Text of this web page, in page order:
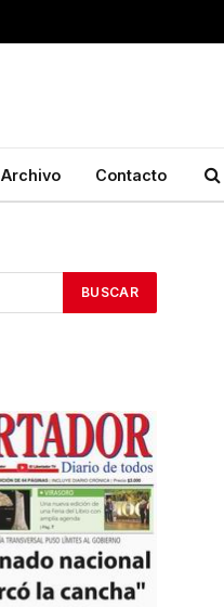
Archivo Contacto